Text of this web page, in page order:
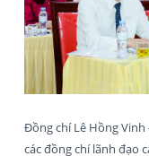
Đồng chí Lê Hồng
các đồng chí lãnh đạo